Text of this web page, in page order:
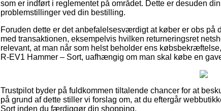
som er indført i reglementet på området. Dette er desuden
problemstillinger ved din bestilling.
Foruden dette er det anbefalelsesværdigt at køber er obs
med transaktionen, eksempelvis hvilken returneringsret
relevant, at man når som helst beholder ens
R-EV1 Hammer – Sort, uafhængig om man skal købe en
Trustpilot byder på fuldkommen tiltalende chancer for at
på grund af dette stiller vi forslag om, at du eftergår
Sort inden du færdiggør din shopping.